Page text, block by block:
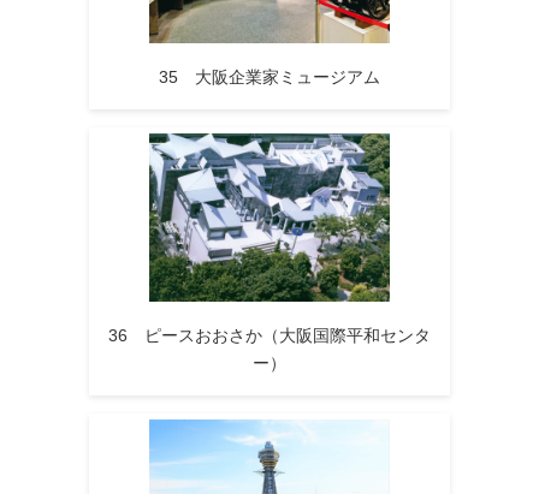
35 大阪企業家ミュージアム
36 ピースおおさか（大阪国際平和センタ
ー）